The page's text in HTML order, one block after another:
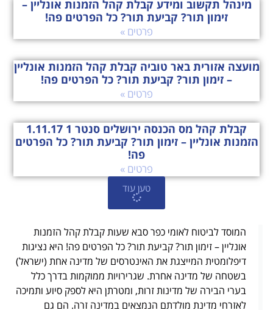
זימון תור? קביעת תור? כל הפרטים פה!
פרטים »
מועצה אזורית באר טוביה קבלת קהל הזמנות אונליין
– זימון תור? קביעת תור? כל הפרטים פה!
פרטים »
קבלת קהל מס הכנסה ירושלים סנטר 1 1.11.17
הזמנות אונליין – זימון תור? קביעת תור? כל הפרטים
פה!
פרטים »
טען עוד
אונליין – זימון תור? קביעת תור? כל הפרטים פה! היא נציגות
דיפלומטית המייצגת את האינטרסים של מדינה אחת (ישראל)
בשטחה של מדינה אחרת. שגרירויות ממוקמות בדרך כלל
בערי הבירה של מדינות זרות, ומטרתן היא לספק סיוע ותמיכה
לאזרחי מדינת מולדתם הנמצאים במדינה זרה. הם גם